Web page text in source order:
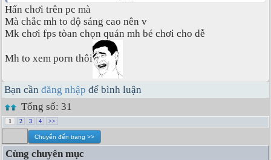
Hấn chơi trên pc mà
Mà chắc mh to độ sáng cao nên v
Mk chơi fps tòan chọn quán mh bé chơi cho dễ
Mh to xem porn thôi
Bạn cần đăng nhập để bình luận
Tổng số: 31
1 2 3 4 >>
Cùng chuyên mục